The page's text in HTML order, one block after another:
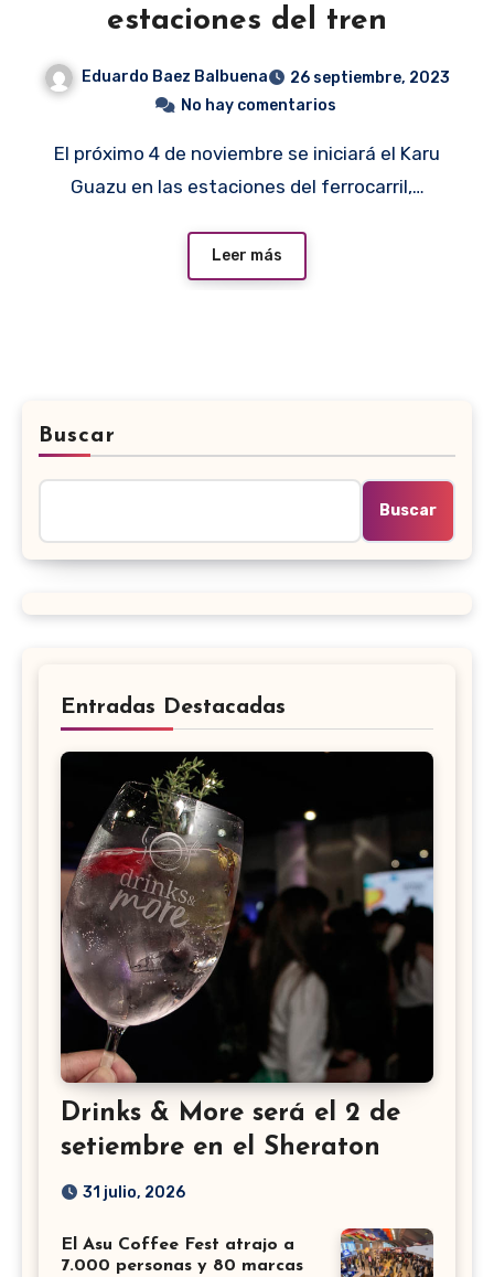
estaciones del tren
Eduardo Baez Balbuena
26 septiembre, 2023
No hay comentarios
El próximo 4 de noviembre se iniciará el Karu
Guazu en las estaciones del ferrocarril,…
Leer más
Buscar
Buscar
Entradas Destacadas
Drinks & More será el 2 de
setiembre en el Sheraton
31 julio, 2026
El Asu Coffee Fest atrajo a
7.000 personas y 80 marcas